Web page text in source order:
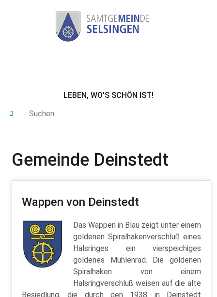
LEBEN, WO'S SCHÖN IST!
Gemeinde Deinstedt
Wappen von Deinstedt
Das Wappen in Blau zeigt unter einem
goldenen Spiralhakenverschluß eines
Halsringes ein vierspeichiges
goldenes Mühlenrad. Die goldenen
Spiralhaken von einem
Halsringverschluß weisen auf die alte
Besiedlung, die durch den 1938 in Deinstedt